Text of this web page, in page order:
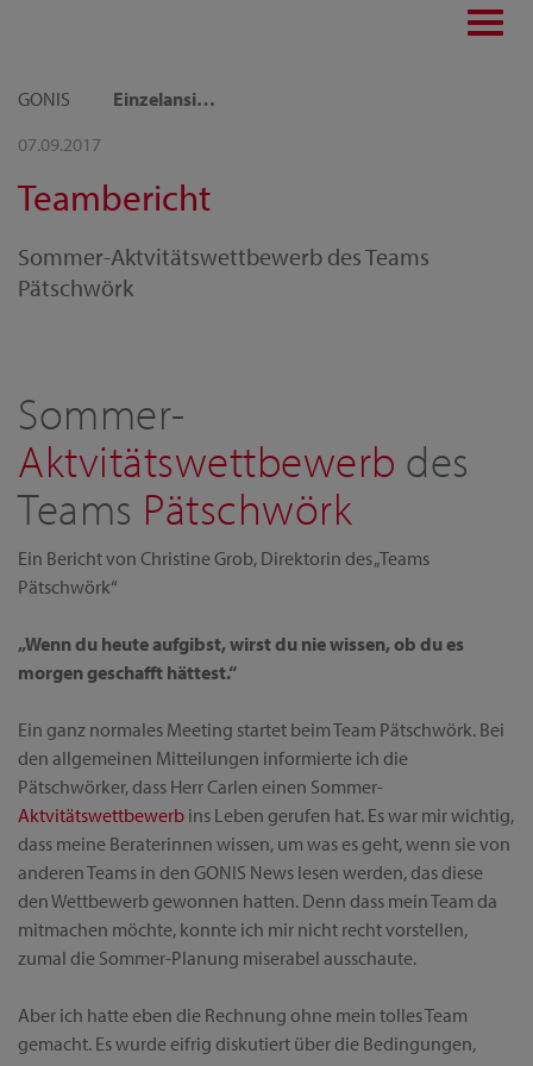
GONIS
Einzelansicht
07.09.2017
Teambericht
Sommer-Aktvitätswettbewerb des Teams
Pätschwörk
Sommer-
Aktvitätswettbewerb des
Teams Pätschwörk
Ein Bericht von Christine Grob, Direktorin des „Teams
Pätschwörk“
„Wenn du heute aufgibst, wirst du nie wissen, ob du es
morgen geschafft hättest.“
Ein ganz normales Meeting startet beim Team Pätschwörk. Bei
den allgemeinen Mitteilungen informierte ich die
Pätschwörker, dass Herr Carlen einen Sommer-
Aktvitätswettbewerb ins Leben gerufen hat. Es war mir wichtig,
dass meine Beraterinnen wissen, um was es geht, wenn sie von
anderen Teams in den GONIS News lesen werden, das diese
den Wettbewerb gewonnen hatten. Denn dass mein Team da
mitmachen möchte, konnte ich mir nicht recht vorstellen,
zumal die Sommer-Planung miserabel ausschaute.
Aber ich hatte eben die Rechnung ohne mein tolles Team
gemacht. Es wurde eifrig diskutiert über die Bedingungen,